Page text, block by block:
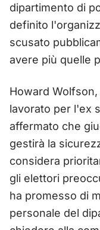
dipartimento di
definito
scusato
avere più quelle
Howard
lavorato per l'ex
affermato che
gestirà la
considera
gli elettori
ha promesso di
personale del